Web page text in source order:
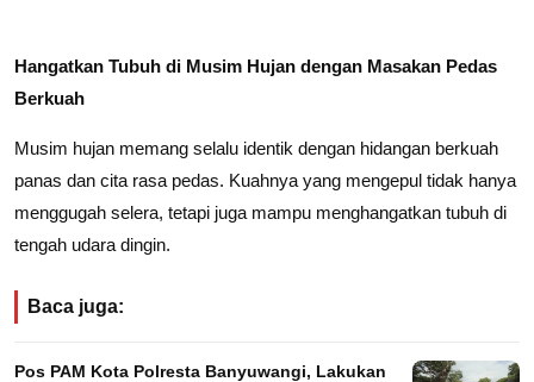
Hangatkan Tubuh di Musim Hujan dengan Masakan Pedas
Berkuah
Musim hujan memang selalu identik dengan hidangan berkuah
panas dan cita rasa pedas. Kuahnya yang mengepul tidak hanya
menggugah selera, tetapi juga mampu menghangatkan tubuh di
tengah udara dingin.
Baca juga:
Pos PAM Kota Polresta Banyuwangi, Lakukan